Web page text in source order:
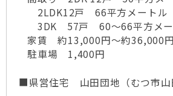
2LDK12戸 66平方メートル
3DK 57戸 60～66平方メー
家賃 約13,000円～約36,000円
駐車場 1,400円
■県営住宅 山田団地（むつ市山